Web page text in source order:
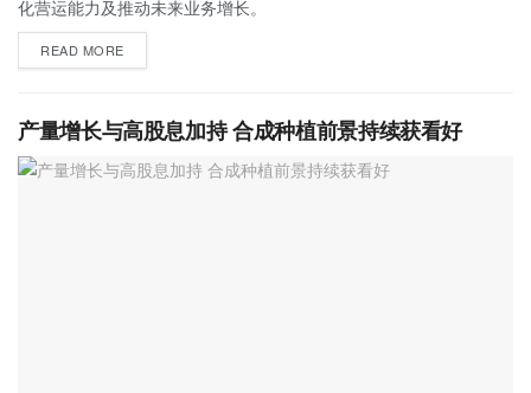
化营运能力及推动未来业务增长。
READ MORE
产量增长与高股息加持 合成种植前景持续获看好